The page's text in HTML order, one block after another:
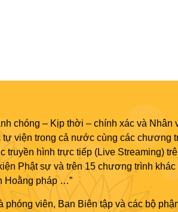
chóng – Kịp thời – chính xác và Nhân
viện trong cả nước cùng các chương
hình trực tiếp (Live Streaming)
Phật sự và trên 15 chương trình
Hoằng pháp …”
phóng viên, Ban Biên tập và các bộ